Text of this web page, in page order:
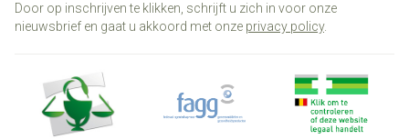
Door op inschrijven te klikken, schrijft u zich in voor onze
nieuwsbrief en gaat u akkoord met onze privacy policy.